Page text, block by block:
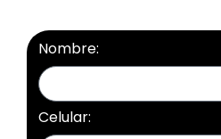
Nombre:
Celular: